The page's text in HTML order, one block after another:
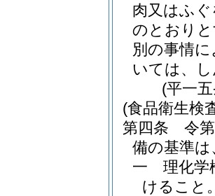
肉又はふ
のとおり
別の事情
いては、
(平一
(食品衛生検
第四条
令
備の基準
一
理化学
けること